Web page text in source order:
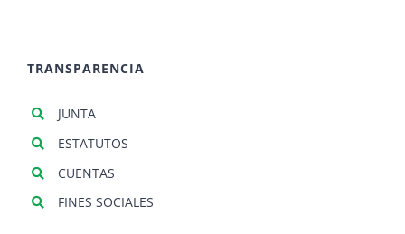
TRANSPARENCIA
JUNTA
ESTATUTOS
CUENTAS
FINES SOCIALES